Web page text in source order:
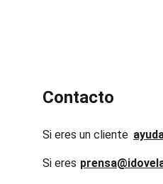
Contacto
Si eres un cliente
Si eres